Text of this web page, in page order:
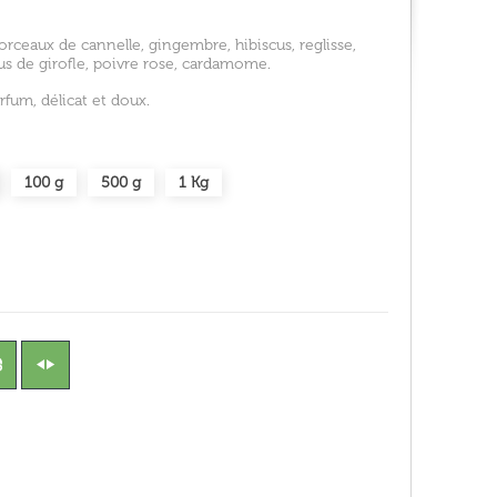
de cannelle, gingembre, hibiscus, reglisse,
de girofle, poivre rose, cardamome.
délicat et doux.
100 g 500 g 1 Kg